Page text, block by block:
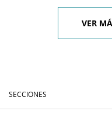
VER
SECCIONES